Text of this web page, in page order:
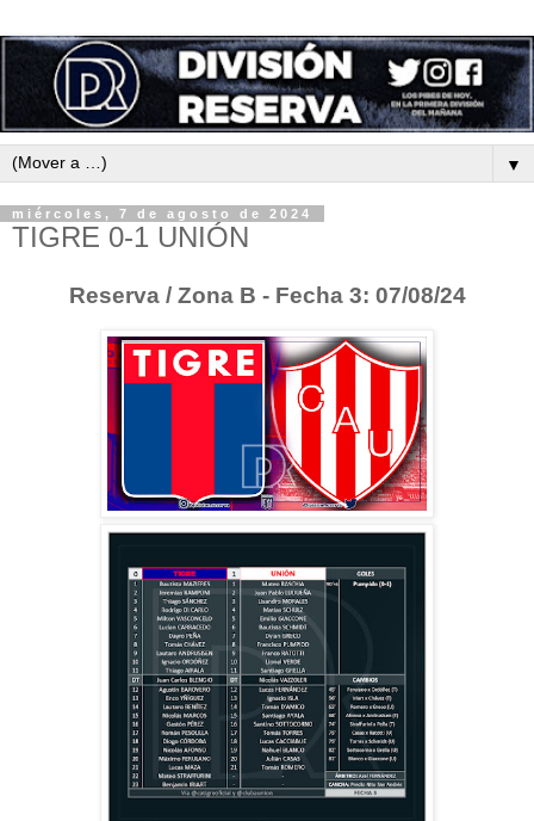
▼
miércoles, 7 de agosto de 2024
TIGRE 0-1 UNIÓN
Reserva / Zona B - Fecha 3: 07/08/24